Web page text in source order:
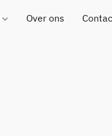
Over ons